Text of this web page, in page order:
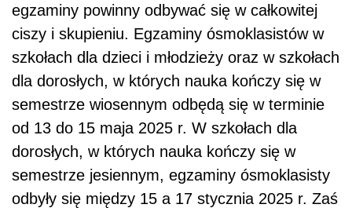
egzaminy powinny odbywać się w całkowitej
ciszy i skupieniu. Egzaminy ósmoklasistów w
szkołach dla dzieci i młodzieży oraz w szkołach
dla dorosłych, w których nauka kończy się w
semestrze wiosennym odbędą się w terminie
od 13 do 15 maja 2025 r. W szkołach dla
dorosłych, w których nauka kończy się w
semestrze jesiennym, egzaminy ósmoklasisty
odbyły się między 15 a 17 stycznia 2025 r. Zaś